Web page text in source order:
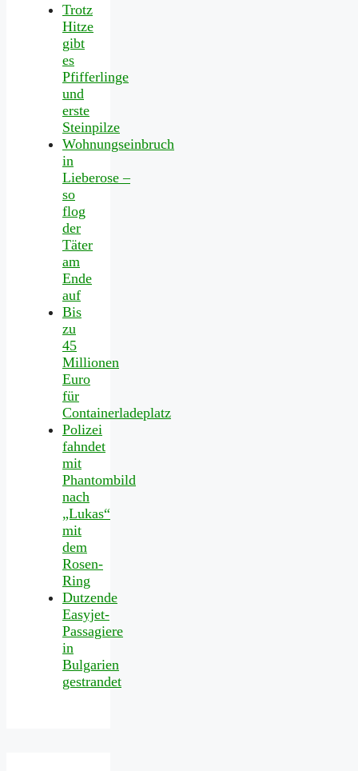
Trotz
Hitze
gibt
es
Pfifferlinge
und
erste
Steinpilze
Wohnungseinbruch
in
Lieberose –
so
flog
der
Täter
am
Ende
auf
Bis
zu
45
Millionen
Euro
für
Containerladeplatz
Polizei
fahndet
mit
Phantombild
nach
„Lukas“
mit
dem
Rosen-
Ring
Dutzende
Easyjet-
Passagiere
in
Bulgarien
gestrandet